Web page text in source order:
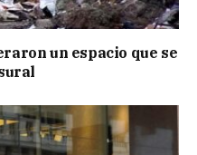
un espacio que se